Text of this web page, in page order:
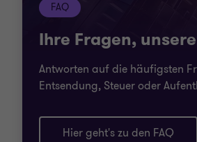
FAQ
Ihre Fragen,
Antworten auf die häufigsten
Entsendung, Steuer oder
Hier geht's zu den FAQ